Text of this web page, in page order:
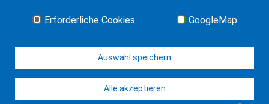
© WF Synold & Associates 2026
Erforderliche Cookies GoogleMap
Auswahl speichern
Alle akzeptieren